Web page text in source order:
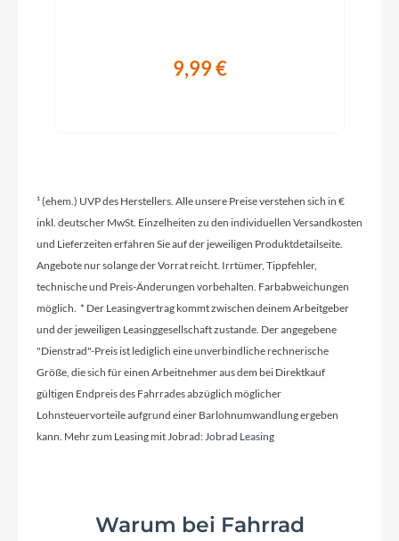
Rahmentyp
Tiefeinsteiger
Modelljahr
Flyer Urban
9,99 €
¹ (ehem.) UVP des Herstellers. Alle unsere Preise verstehen sich in €
inkl. deutscher MwSt. Einzelheiten zu den individuellen Versandkosten
und Lieferzeiten erfahren Sie auf der jeweiligen Produktdetailseite.
Angebote nur solange der Vorrat reicht. Irrtümer, Tippfehler,
technische und Preis-Änderungen vorbehalten. Farbabweichungen
möglich. * Der Leasingvertrag kommt zwischen deinem Arbeitgeber
und der jeweiligen Leasinggesellschaft zustande. Der angegebene
"Dienstrad"-Preis ist lediglich eine unverbindliche rechnerische
Größe, die sich für einen Arbeitnehmer aus dem bei Direktkauf
gültigen Endpreis des Fahrrades abzüglich möglicher
Lohnsteuervorteile aufgrund einer Barlohnumwandlung ergeben
kann. Mehr zum Leasing mit Jobrad:Jobrad Leasing
Warum bei Fahrrad